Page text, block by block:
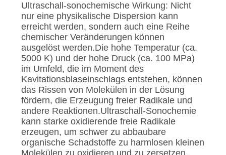
Ultraschall-sonochemische Wirkung: Nicht
nur eine physikalische Dispersion kann
erreicht werden, sondern auch eine Reihe
chemischer Veränderungen können
ausgelöst werden.Die hohe Temperatur (ca.
5000 K) und der hohe Druck (ca. 100 MPa)
im Umfeld, die im Moment des
Kavitationsblaseinschlags entstehen, können
das Rissen von Molekülen in der Lösung
fördern, die Erzeugung freier Radikale und
andere Reaktionen.Ultraschall-Sonochemie
kann starke oxidierende freie Radikale
erzeugen, um schwer zu abbaubare
organische Schadstoffe zu harmlosen kleinen